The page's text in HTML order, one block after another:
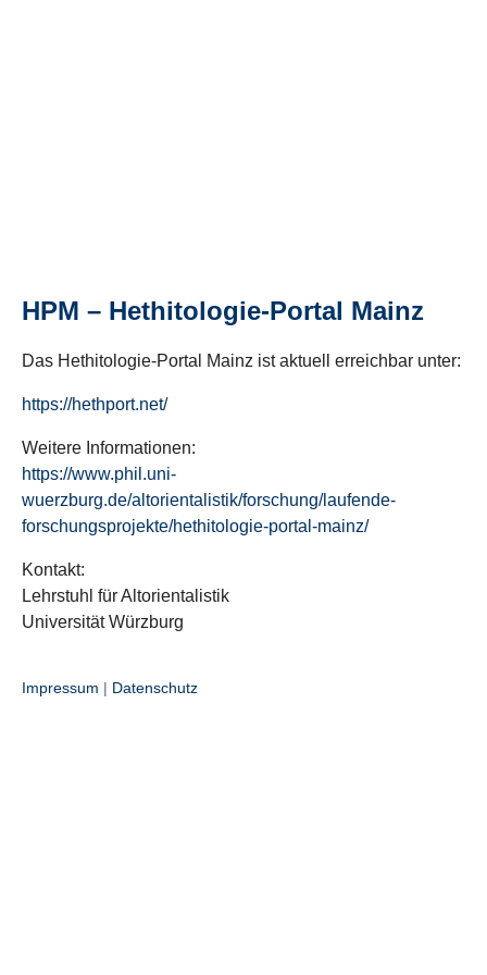
HPM – Hethitologie-Portal Mainz
Das Hethitologie-Portal Mainz ist aktuell erreichbar unter:
https://hethport.net/
Weitere Informationen:
https://www.phil.uni-
wuerzburg.de/altorientalistik/forschung/laufende-
forschungsprojekte/hethitologie-portal-mainz/
Kontakt:
Lehrstuhl für Altorientalistik
Universität Würzburg
Impressum | Datenschutz